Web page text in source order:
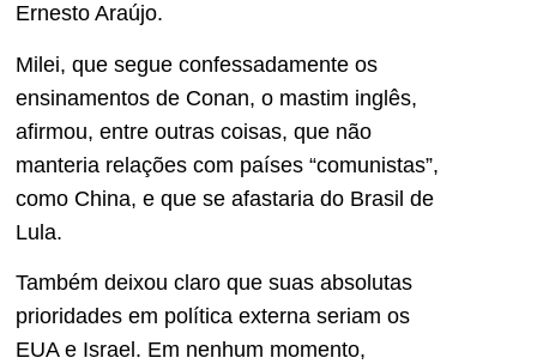
Ernesto Araújo.
Milei, que segue confessadamente os
ensinamentos de Conan, o mastim inglês,
afirmou, entre outras coisas, que não
manteria relações com países “comunistas”,
como China, e que se afastaria do Brasil de
Lula.
Também deixou claro que suas absolutas
prioridades em política externa seriam os
EUA e Israel. Em nenhum momento,